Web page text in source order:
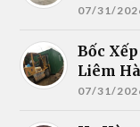
07/31/
Bốc
Liêm
07/31/